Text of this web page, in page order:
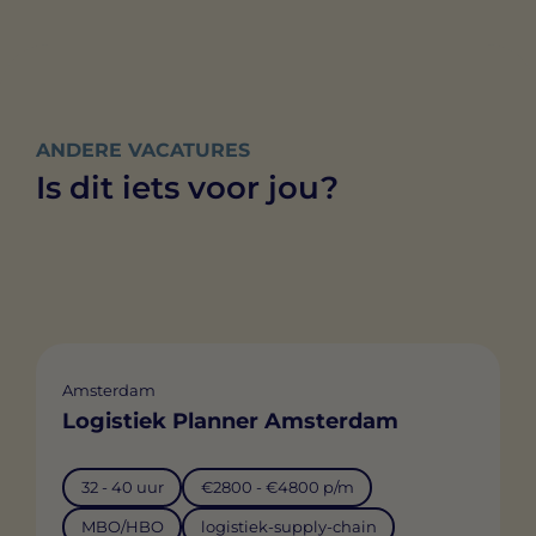
ANDERE VACATURES
Is dit iets voor jou?
Amsterdam
Logistiek Planner Amsterdam
32 - 40 uur €2800 - €4800 p/m
MBO/HBO logistiek-supply-chain